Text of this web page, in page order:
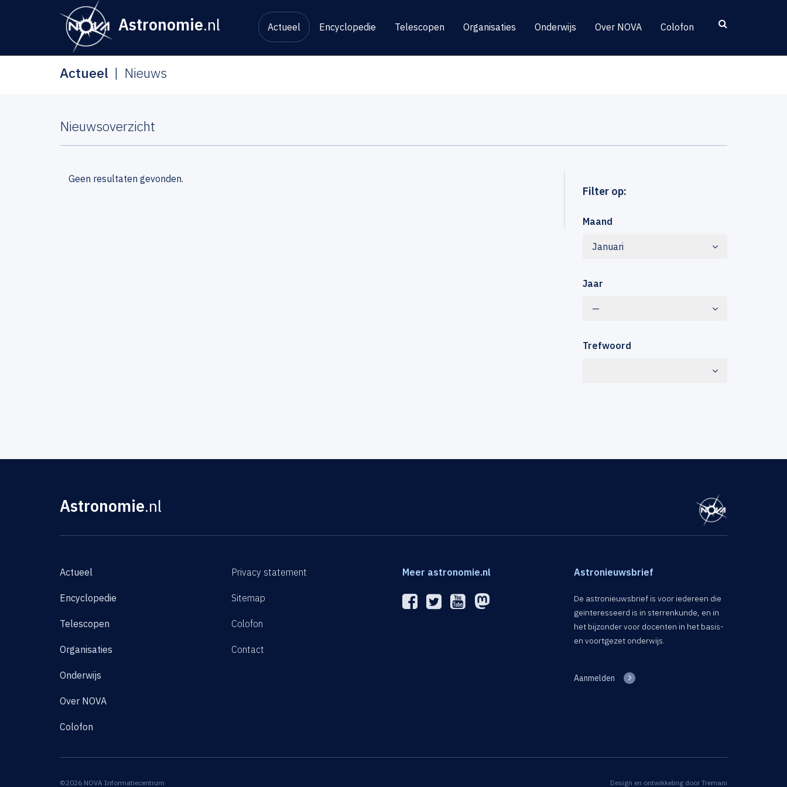
Astronomie.nl Actueel Encyclopedie Telescopen Organisaties Onderwijs Over NOVA Colofon
Actueel Nieuws
Nieuwsoverzicht
Filter op:
Maand
Januari
Jaar
—
Trefwoord
Geen resultaten gevonden.
Astronomie.nl
Actueel
Encyclopedie
Telescopen
Organisaties
Onderwijs
Over NOVA
Colofon
Privacy statement
Sitemap
Colofon
Contact
Meer astronomie.nl Astronieuwsbrief
De astronieuwsbrief is voor iedereen die
geïnteresseerd is in sterrenkunde, en in
het bijzonder voor docenten in het basis-
en voortgezet onderwijs.
Aanmelden
©2026 NOVA Informatiecentrum Design en ontwikkeling door Tremani